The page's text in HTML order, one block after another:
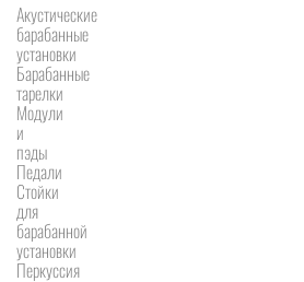
Акустические
барабанные
установки
Барабанные
тарелки
Модули
и
пэды
Педали
Стойки
для
барабанной
установки
Перкуссия